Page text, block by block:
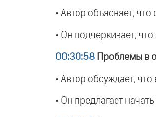
• Автор объясняет,
• Он подчеркивает,
00:30:58 Проблемы в
• Автор обсуждает,
• Он предлагает